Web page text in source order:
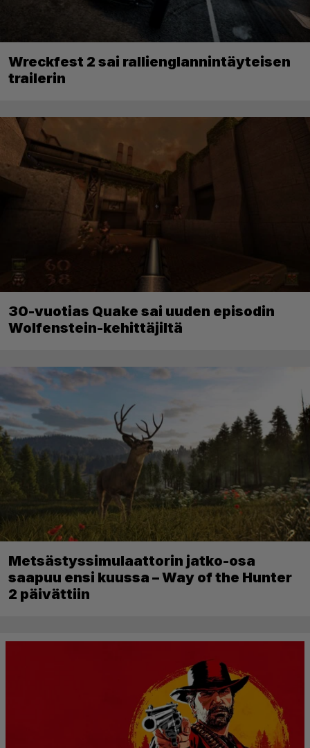
Wreckfest 2 sai rallienglannintäyteisen
trailerin
30-vuotias Quake sai uuden episodin
Wolfenstein-kehittäjiltä
Metsästyssimulaattorin jatko-osa
saapuu ensi kuussa – Way of the Hunter
2 päivättiin